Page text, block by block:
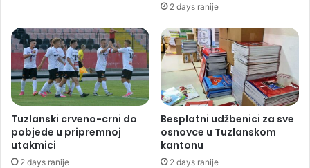
2 days ranije
Tuzlanski crveno-crni do
pobjede u pripremnoj
utakmici
2 days ranije
Besplatni udžbenici za sve
osnovce u Tuzlanskom
kantonu
2 days ranije